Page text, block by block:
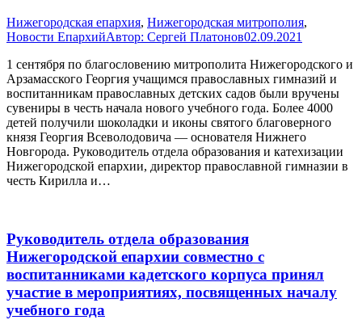
Нижегородская епархия, Нижегородская митрополия,
Новости ЕпархийАвтор: Сергей Платонов02.09.2021
1 сентября по благословению митрополита Нижегородского и
Арзамасского Георгия учащимся православных гимназий и
воспитанникам православных детских садов были вручены
сувениры в честь начала нового учебного года. Более 4000
детей получили шоколадки и иконы святого благоверного
князя Георгия Всеволодовича — основателя Нижнего
Новгорода. Руководитель отдела образования и катехизации
Нижегородской епархии, директор православной гимназии в
честь Кирилла и…
Руководитель отдела образования
Нижегородской епархии совместно с
воспитанниками кадетского корпуса принял
участие в мероприятиях, посвященных началу
учебного года